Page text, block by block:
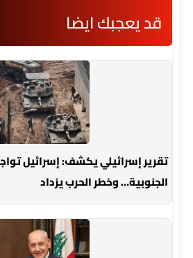
قد يعجبك ايضا
تقرير إسرائيلي يكشف: إسرائيل
الجنوبية… وخطر الحرب يزداد